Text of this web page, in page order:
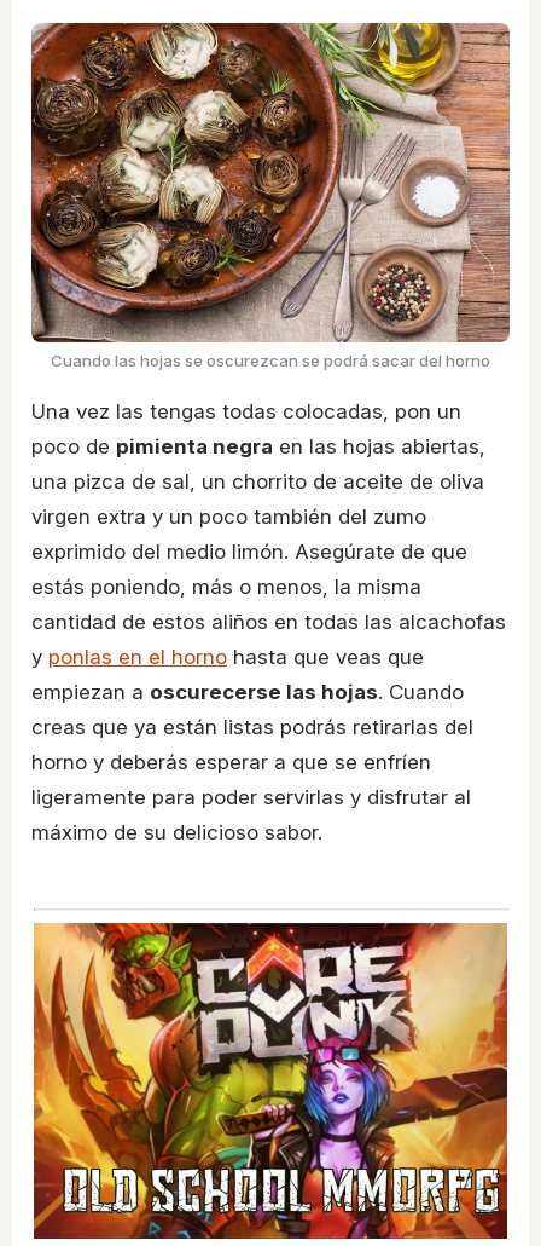
Cuando las hojas se oscurezcan se podrá sacar del horno
Una vez las tengas todas colocadas, pon un
poco de pimienta negra en las hojas abiertas,
una pizca de sal, un chorrito de aceite de oliva
virgen extra y un poco también del zumo
exprimido del medio limón. Asegúrate de que
estás poniendo, más o menos, la misma
cantidad de estos aliños en todas las alcachofas
y ponlas en el horno hasta que veas que
empiezan a oscurecerse las hojas. Cuando
creas que ya están listas podrás retirarlas del
horno y deberás esperar a que se enfríen
ligeramente para poder servirlas y disfrutar al
máximo de su delicioso sabor.